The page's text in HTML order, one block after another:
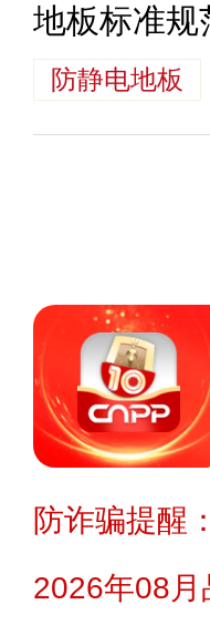
地板标准规
防静电地板
防诈骗提醒
2026年08月